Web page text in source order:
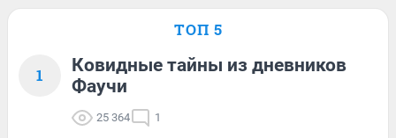
ТОП 5
1
Ковидные тайны из дневников
Фаучи
25 364 1